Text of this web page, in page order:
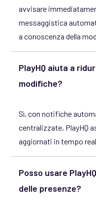
avvisare
messaggistica
a conoscenza della
PlayHQ aiuta a
modifiche?
Sì, con notifiche
centralizzate, PlayHQ
aggiornati in tempo
Posso usare
delle presenze?